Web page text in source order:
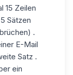
15 Zeilen
Sätzen
.
E-Mail
Satz .
ein